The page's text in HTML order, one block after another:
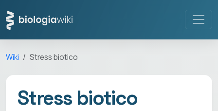
Wiki Stress biotico
Stress biotico